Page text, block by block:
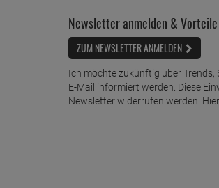
Newsletter anmelden &
ZUM NEWSLETTER ANMELDEN
Ich möchte zukünftig über Trends,
E-Mail informiert werden. Diese
Newsletter widerrufen werden.